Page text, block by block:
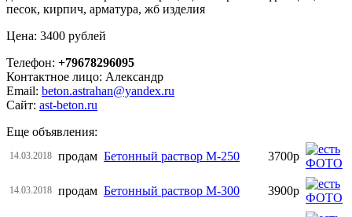
песок, кирпич, арматура, жб изделия
Цена: 3400 рублей
Телефон: +79678296095
Контактное лицо: Александр
Email: beton.astrahan@yandex.ru
Сайт: ast-beton.ru
Еще объявления:
14.03.2018 продам Бетонный раствор М-250 3700р
14.03.2018 продам Бетонный раствор М-300 3900р